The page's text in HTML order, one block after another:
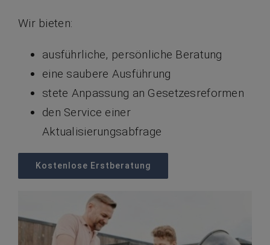
Wir bieten:
ausführliche, persönliche Beratung
eine saubere Ausführung
stete Anpassung an Gesetzesreformen
den Service einer
Aktualisierungsabfrage
Kostenlose Erstberatung